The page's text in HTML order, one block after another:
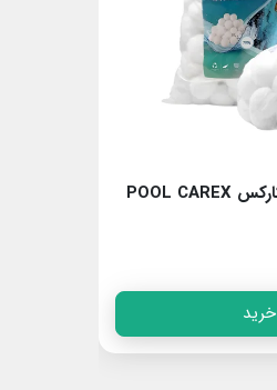
الیاف تصفیه پول کارکس POOL CAREX
خرید